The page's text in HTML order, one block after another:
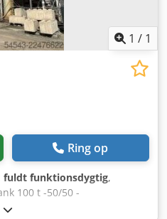
1 / 1
Ring op
fuldt funktionsdygtig,
100 t -50/50 -
S Iromjkr